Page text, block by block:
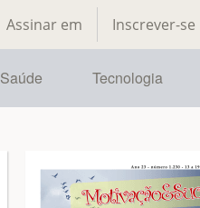
Assinar em Inscrever-se
Saúde Tecnologia